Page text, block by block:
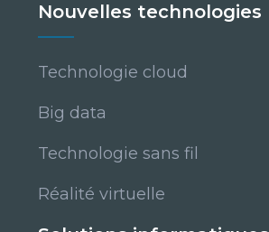
Nouvelles technologies
Technologie cloud
Big data
Technologie sans fil
Réalité virtuelle